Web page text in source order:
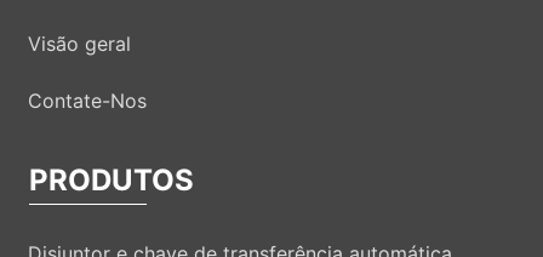
Visão geral
Contate-Nos
PRODUTOS